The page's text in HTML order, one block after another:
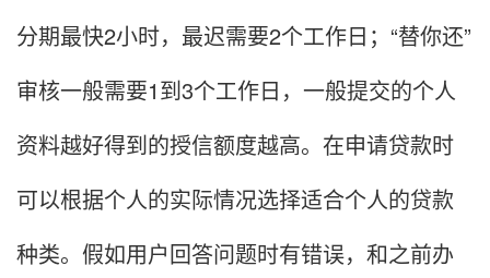
分期最快2小时，最迟需要2个工作日；“替你还”
审核一般需要1到3个工作日，一般提交的个人
资料越好得到的授信额度越高。在申请贷款时
可以根据个人的实际情况选择适合个人的贷款
种类。假如用户回答问题时有错误，和之前办